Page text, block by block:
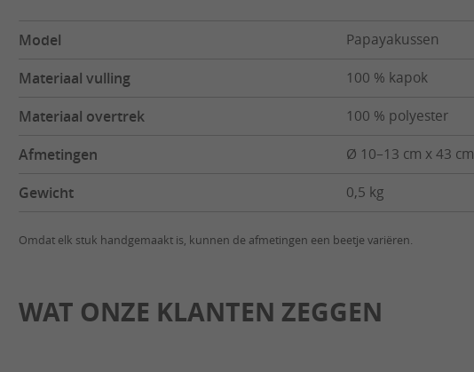
Model Papayakussen
Materiaal vulling 100 % kapok
Materiaal overtrek 100 % polyester
Afmetingen Ø 10–13 cm x 43 cm
Gewicht 0,5 kg
Omdat elk stuk handgemaakt is, kunnen de afmetingen een beetje variëren.
WAT ONZE KLANTEN ZEGGEN